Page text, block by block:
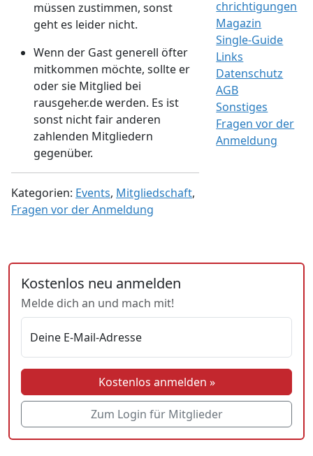
müssen zustimmen, sonst
geht es leider nicht.
Wenn der Gast generell öfter
mitkommen möchte, sollte er
oder sie Mitglied bei
rausgeher.de werden. Es ist
sonst nicht fair anderen
zahlenden Mitgliedern
gegenüber.
Kategorien: Events, Mitgliedschaft,
Fragen vor der Anmeldung
chrichtigungen
Magazin
Single-Guide
Links
Datenschutz
AGB
Sonstiges
Fragen vor der
Anmeldung
Kostenlos neu anmelden
Melde dich an und mach mit!
Deine E-Mail-Adresse
Kostenlos anmelden »
Zum Login für Mitglieder